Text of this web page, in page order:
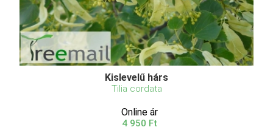
Kislevelű hárs
Tilia cordata
Online ár
4 950 Ft